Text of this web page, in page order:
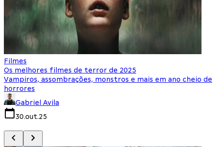
Filmes
Os melhores filmes de terror de 2025
Vampiros, assombrações, monstros e mais em ano cheio de
horrores
Gabriel Avila
30.out.25